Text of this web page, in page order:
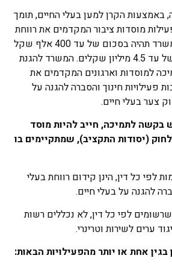
באמצעות הקרן למען בעלי החיים, תומך
מוסדות ציבור המקדמים את רווחת
בעלי החיים. תמיכת המשרד תהיה בסכום של עד 400 אלף שקל
לארגון, ובסכום כולל של עד 4.5 מיליון שקלים. המשרד להגנת
למוסדות וארגונים המקדמים את
פעילויות חינוך והסברה להגנה על
צער בעלי חיים.
בקשה לתמיכה, חייב להיות מוסד
בסעיף 3 א לחוק (יסודות התקציב), שמתקיימים בו
כל דין, הינן קידום רווחת בעלי
להגנה על בעלי חיים.
לפי כל דין, לא נכללים רשות
ערים לשירות וטרינרי.
אחת או יותר מהפעילויות הבאות: